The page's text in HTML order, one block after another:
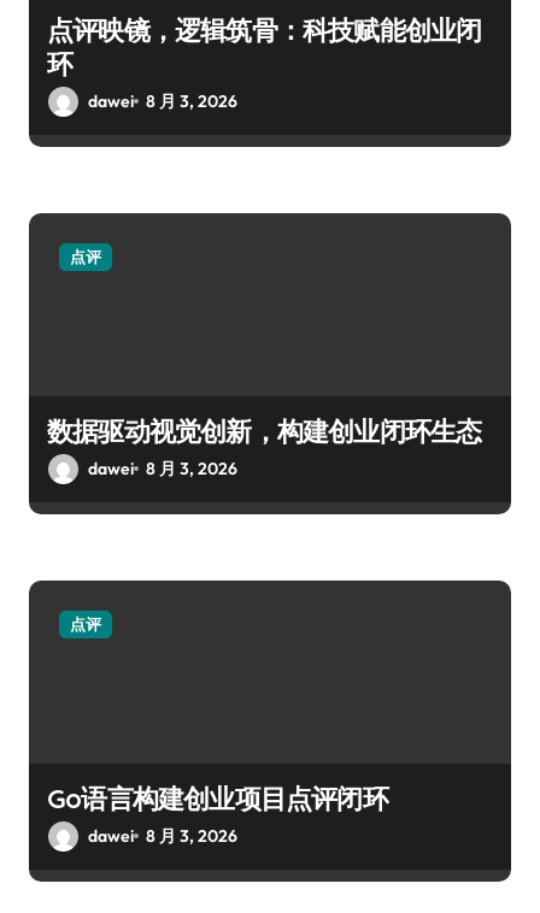
点评映镜，逻辑筑骨：科技赋能创业闭
环
dawei 8 月 3, 2026
点评
数据驱动视觉创新，构建创业闭环生态
dawei 8 月 3, 2026
点评
Go语言构建创业项目点评闭环
dawei 8 月 3, 2026